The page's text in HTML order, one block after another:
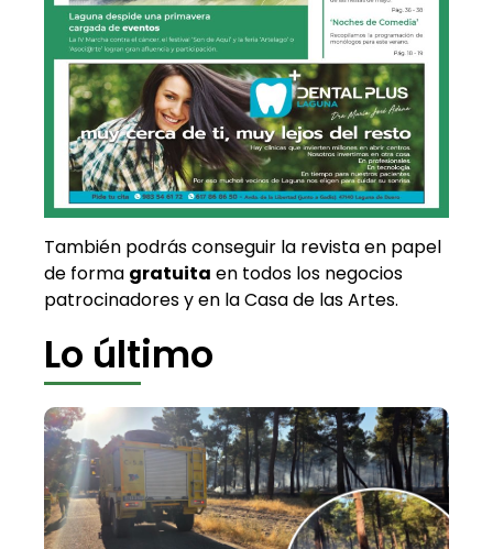
También podrás conseguir la revista en papel
de forma gratuita en todos los negocios
patrocinadores y en la Casa de las Artes.
Lo último